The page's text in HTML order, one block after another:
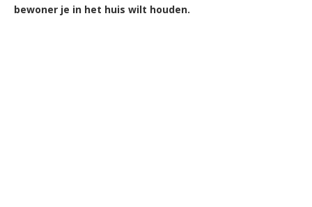
bewoner je in het huis wilt houden.